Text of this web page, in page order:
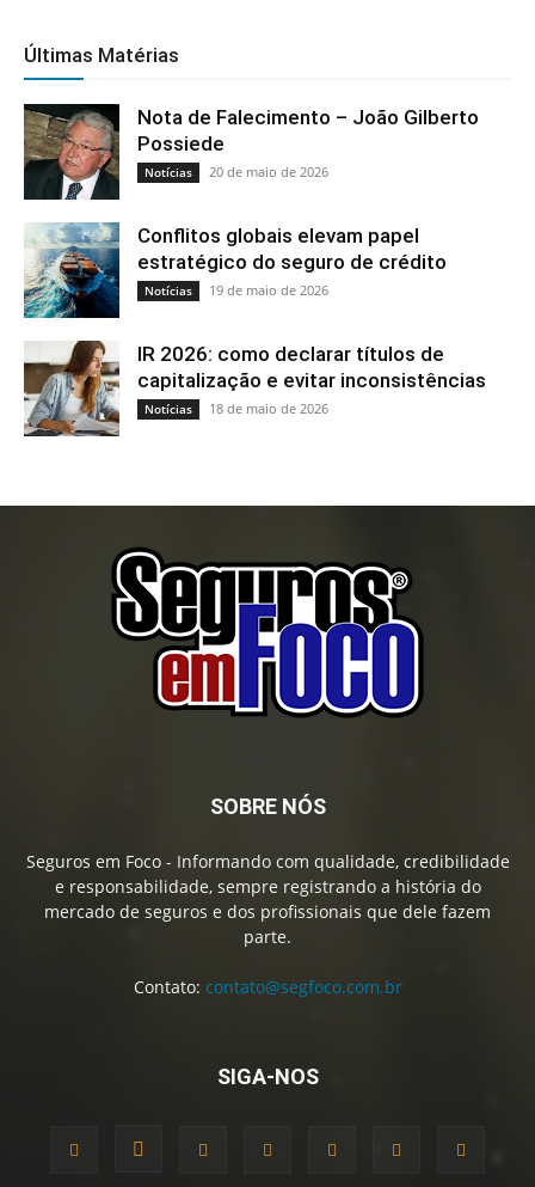
Últimas Matérias
Nota de Falecimento – João Gilberto
Possiede
Notícias 20 de maio de 2026
Conflitos globais elevam papel
estratégico do seguro de crédito
Notícias 19 de maio de 2026
IR 2026: como declarar títulos de
capitalização e evitar inconsistências
Notícias 18 de maio de 2026
SOBRE NÓS
Seguros em Foco - Informando com qualidade, credibilidade
e responsabilidade, sempre registrando a história do
mercado de seguros e dos profissionais que dele fazem
parte.
Contato: contato@segfoco.com.br
SIGA-NOS